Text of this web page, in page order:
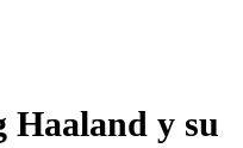
y su